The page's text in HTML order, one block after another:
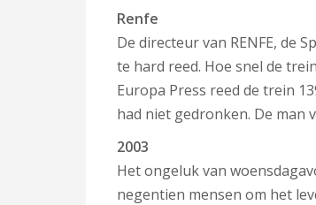
Renfe
De directeur van RENFE, de
te hard reed. Hoe snel de
Europa Press reed de trein
had niet gedronken. De man
2003
Het ongeluk van
negentien mensen om het